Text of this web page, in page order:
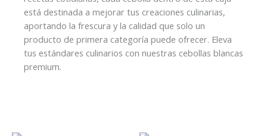
está destinada a mejorar tus creaciones culinarias,
aportando la frescura y la calidad que solo un
producto de primera categoría puede ofrecer. Eleva
tus estándares culinarios con nuestras cebollas blancas
premium.